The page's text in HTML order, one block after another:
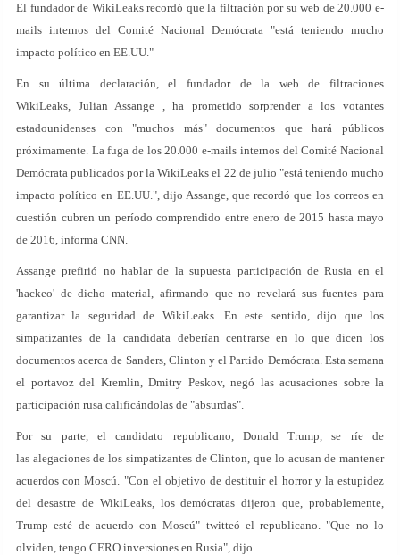
El fundador de WikiLeaks recordó que la filtración por su web de 20.000 e-
mails internos del Comité Nacional Demócrata "está teniendo mucho
impacto político en EE.UU."
En su última declaración, el fundador de la web de filtraciones
WikiLeaks, Julian Assange , ha prometido sorprender a los votantes
estadounidenses con "muchos más" documentos que hará públicos
próximamente. La fuga de los 20.000 e-mails internos del Comité Nacional
Demócrata publicados por la WikiLeaks el 22 de julio "está teniendo mucho
impacto político en EE.UU.", dijo Assange, que recordó que los correos en
cuestión cubren un período comprendido entre enero de 2015 hasta mayo
de 2016, informa CNN.
Assange prefirió no hablar de la supuesta participación de Rusia en el
'hackeo' de dicho material, afirmando que no revelará sus fuentes para
garantizar la seguridad de WikiLeaks. En este sentido, dijo que los
simpatizantes de la candidata deberían centrarse en lo que dicen los
documentos acerca de Sanders, Clinton y el Partido Demócrata. Esta semana
el portavoz del Kremlin, Dmitry Peskov, negó las acusaciones sobre la
participación rusa calificándolas de "absurdas".
Por su parte, el candidato republicano, Donald Trump, se ríe de
las alegaciones de los simpatizantes de Clinton, que lo acusan de mantener
acuerdos con Moscú. "Con el objetivo de destituir el horror y la estupidez
del desastre de WikiLeaks, los demócratas dijeron que, probablemente,
Trump esté de acuerdo con Moscú" twitteó el republicano. "Que no lo
olviden, tengo CERO inversiones en Rusia", dijo.